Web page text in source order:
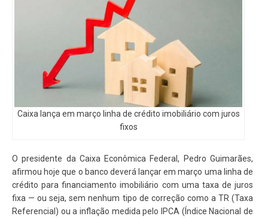
Caixa lança em março linha de crédito imobiliário com juros
fixos
O presidente da Caixa Econômica Federal, Pedro Guimarães,
afirmou hoje que o banco deverá lançar em março uma linha de
crédito para financiamento imobiliário com uma taxa de juros
fixa — ou seja, sem nenhum tipo de correção como a TR (Taxa
Referencial) ou a inflação medida pelo IPCA (Índice Nacional de